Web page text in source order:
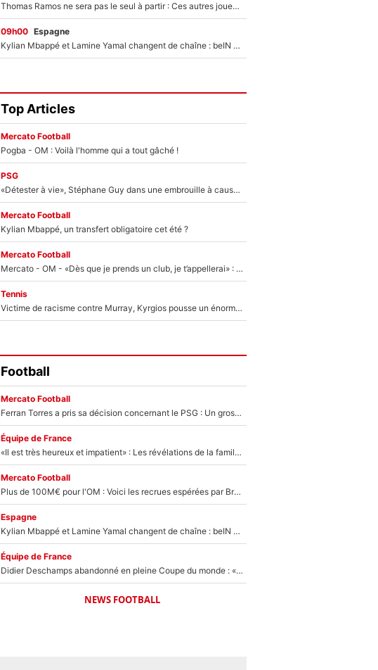
Thomas Ramos ne sera pas le seul à partir : Ces autres joueurs du XV de France pourraient aussi quitter le Stade Toulousain, un club de Top 14 est déjà sur les rangs
09h00 Espagne
Kylian Mbappé et Lamine Yamal changent de chaîne : beIN SPORTS ne digère pas cette décision historique et prédit un fiasco pour la Liga
Top Articles
Mercato Football
Pogba - OM : Voilà l'homme qui a tout gâché !
PSG
«Détester à vie», Stéphane Guy dans une embrouille à cause du PSG !
Mercato Football
Kylian Mbappé, un transfert obligatoire cet été ?
Mercato Football
Mercato - OM - «Dès que je prends un club, je t’appellerai» : La promesse de Marcelino au moment de claquer la porte
Tennis
Victime de racisme contre Murray, Kyrgios pousse un énorme coup de gueule !
Football
Mercato Football
Ferran Torres a pris sa décision concernant le PSG : Un gros club étranger prêt à relancer le feuilleton pour la signature du champion du monde 2026 !
Équipe de France
«Il est très heureux et impatient» : Les révélations de la famille Zidane sur sa prise de pouvoir en équipe de France !
Mercato Football
Plus de 100M€ pour l'OM : Voici les recrues espérées par Bruno Genesio et Grégory Lorenzi après l’opération dégraissage
Espagne
Kylian Mbappé et Lamine Yamal changent de chaîne : beIN SPORTS ne digère pas cette décision historique et prédit un fiasco pour la Liga
Équipe de France
Didier Deschamps abandonné en pleine Coupe du monde : «La FFF était déjà passée à Zinedine Zidane»
NEWS FOOTBALL